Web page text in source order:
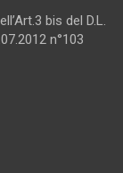
bis del D.L.
n°103